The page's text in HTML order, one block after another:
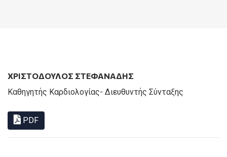
ΧΡΙΣΤΟΔΟΥΛΟΣ ΣΤΕΦΑΝΑΔΗΣ
Καθηγητής Καρδιολογίας- Διευθυντής Σύνταξης
PDF